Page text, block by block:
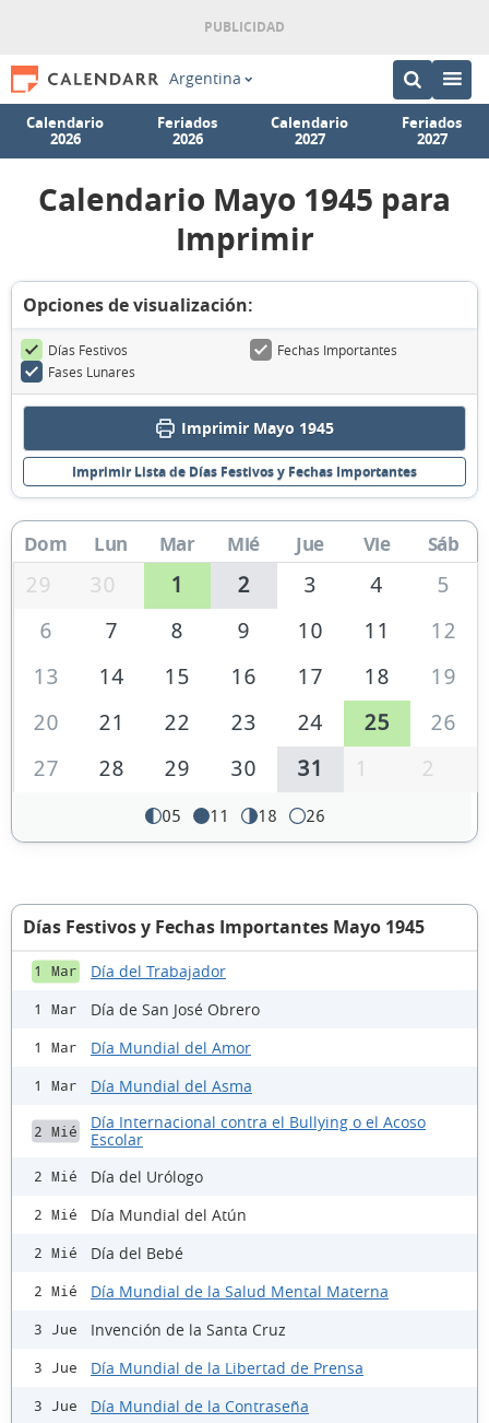
Argentina
Calendario
2026
Feriados
2026
Calendario
2027
Feriados
2027
Calendario Mayo 1945 para
Imprimir
Opciones de visualización:
Días Festivos
Fechas Importantes
Fases Lunares
Imprimir Mayo 1945
Imprimir Lista de Días Festivos y Fechas Importantes
Dom Lun Mar Mié Jue Vie Sáb
29 30 1 2 3 4
5
6
7 8 9 10 11
12
13
14 15 16 17 18
19
20
21 22 23 24 25
26
27
28 29 30 31 1 2
05 11 18 26
Días Festivos y Fechas Importantes Mayo 1945
1 Mar Día del Trabajador
1 Mar Día de San José Obrero
1 Mar Día Mundial del Amor
1 Mar Día Mundial del Asma
2 Mié
Día Internacional contra el Bullying o el Acoso
Escolar
2 Mié Día del Urólogo
2 Mié Día Mundial del Atún
2 Mié Día del Bebé
2 Mié Día Mundial de la Salud Mental Materna
3 Jue Invención de la Santa Cruz
3 Jue Día Mundial de la Libertad de Prensa
3 Jue Día Mundial de la Contraseña